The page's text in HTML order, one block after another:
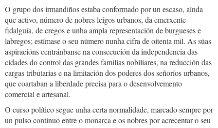
O grupo dos irmandiños estaba conformado por un escaso, aínda
que activo, número de nobres leigos urbanos, da emerxente
fidalguía, de cregos e unha ampla representación de burgueses e
labregos; estímase o seu número nunha cifra de oitenta mil. As súas
aspiracións centránbanse na consecución da independencia das
cidades do control das grandes familias nobiliares, na reducción das
cargas tributarias e na limitación dos poderes dos señoríos urbanos,
que coartaban a liberdade precisa para o desenvolvemento
comercial e artesanal.
O curso político segue unha certa normalidade, marcado sempre por
un pulso continuo entre o monarca e os nobres por acrecentar o seu